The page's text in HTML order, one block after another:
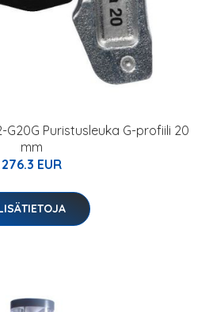
G20G Puristusleuka G-profiili 20
mm
276.3 EUR